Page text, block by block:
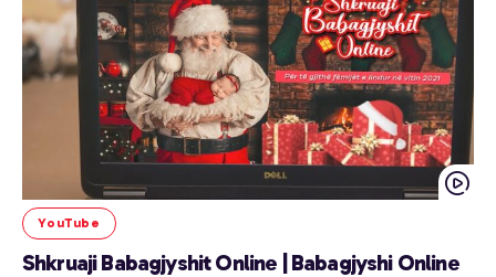
YouTube
Shkruaji Babagjyshit Online | Babagjyshi Online